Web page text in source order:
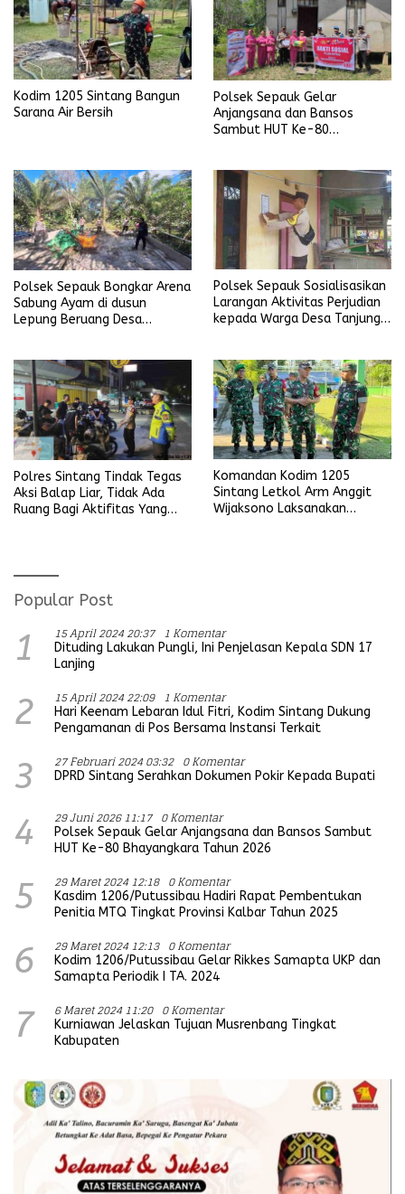
Kodim 1205 Sintang Bangun
Sarana Air Bersih
Polsek Sepauk Gelar
Anjangsana dan Bansos
Sambut HUT Ke-80
Polsek Sepauk Bongkar Arena
Sabung Ayam di dusun
Lepung Beruang Desa
Polsek Sepauk Sosialisasikan
Larangan Aktivitas Perjudian
kepada Warga Desa Tanjung
Polres Sintang Tindak Tegas
Aksi Balap Liar, Tidak Ada
Ruang Bagi Aktifitas Yang
Komandan Kodim 1205
Sintang Letkol Arm Anggit
Wijaksono Laksanakan
Popular Post
1 15 April 2024 20:37 1 Komentar
Dituding Lakukan Pungli, Ini Penjelasan Kepala SDN 17
Lanjing
2 15 April 2024 22:09 1 Komentar
Hari Keenam Lebaran Idul Fitri, Kodim Sintang Dukung
Pengamanan di Pos Bersama Instansi Terkait
3 27 Februari 2024 03:32 0 Komentar
DPRD Sintang Serahkan Dokumen Pokir Kepada Bupati
4 29 Juni 2026 11:17 0 Komentar
Polsek Sepauk Gelar Anjangsana dan Bansos Sambut
HUT Ke-80 Bhayangkara Tahun 2026
5 29 Maret 2024 12:18 0 Komentar
Kasdim 1206/Putussibau Hadiri Rapat Pembentukan
Penitia MTQ Tingkat Provinsi Kalbar Tahun 2025
6 29 Maret 2024 12:13 0 Komentar
Kodim 1206/Putussibau Gelar Rikkes Samapta UKP dan
Samapta Periodik I TA. 2024
7 6 Maret 2024 11:20 0 Komentar
Kurniawan Jelaskan Tujuan Musrenbang Tingkat
Kabupaten